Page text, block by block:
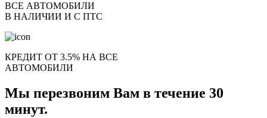
ВСЕ АВТОМОБИЛИ
В НАЛИЧИИ И С ПТС
КРЕДИТ ОТ 3.5% НА ВСЕ
АВТОМОБИЛИ
Мы перезвоним Вам в течение 30
минут.